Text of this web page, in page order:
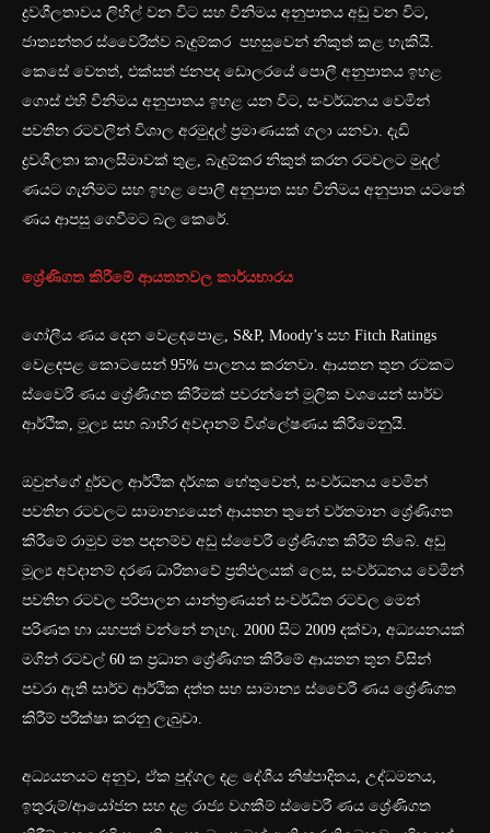
ද්‍රවශීලතාවය ලිහිල් වන විට සහ විනිමය අනුපාතය අඩු වන විට,
ජාත්‍යන්තර ස්වෛරීත්ව බැඳුම්කර පහසුවෙන් නිකුත් කළ හැකියි.
කෙසේ වෙතත්, එක්සත් ජනපද ඩොලරයේ පොලී අනුපාතය ඉහළ
ගොස් එහි විනිමය අනුපාතය ඉහළ යන විට, සංවර්ධනය වෙමින්
පවතින රටවලින් විශාල අරමුදල් ප්‍රමාණයක් ගලා යනවා. දැඩි
ද්‍රවශීලතා කාලසීමාවක් තුළ, බැඳුම්කර නිකුත් කරන රටවලට මුදල්
ණයට ගැනීමට සහ ඉහළ පොලී අනුපාත සහ විනිමය අනුපාත යටතේ
ණය ආපසු ගෙවීමට බල කෙරේ.
ශ්‍රේණිගත කිරීමේ ආයතනවල කාර්යභාරය
ගෝලීය ණය දෙන වෙළඳපොළ, S&P, Moody’s සහ Fitch Ratings
වෙළඳපළ කොටසෙන් 95% පාලනය කරනවා. ආයතන තුන රටකට
ස්වෛරී ණය ශ්‍රේණිගත කිරීමක් පවරන්නේ මූලික වශයෙන් සාර්ව
ආර්ථික, මූල්‍ය සහ බාහිර අවදානම් විශ්ලේෂණය කිරීමෙනුයි.
ඔවුන්ගේ දුර්වල ආර්ථික දර්ශක හේතුවෙන්, සංවර්ධනය වෙමින්
පවතින රටවලට සාමාන්‍යයෙන් ආයතන තුනේ වර්තමාන ශ්‍රේණිගත
කිරීමේ රාමුව මත පදනම්ව අඩු ස්වෛරී ශ්‍රේණිගත කිරීම් තිබේ. අඩු
මූල්‍ය අවදානම් දරණ ධාරිතාවේ ප්‍රතිඵලයක් ලෙස, සංවර්ධනය වෙමින්
පවතින රටවල පරිපාලන යාන්ත්‍රණයන් සංවර්ධිත රටවල මෙන්
පරිණත හා යහපත් වන්නේ නැහැ. 2000 සිට 2009 දක්වා, අධ්‍යයනයක්
මගින් රටවල් 60 ක ප්‍රධාන ශ්‍රේණිගත කිරීමේ ආයතන තුන විසින්
පවරා ඇති සාර්ව ආර්ථික දත්ත සහ සාමාන්‍ය ස්වෛරී ණය ශ්‍රේණිගත
කිරීම් පරීක්ෂා කරනු ලැබුවා.
අධ්‍යයනයට අනුව, ඒක පුද්ගල දළ දේශීය නිෂ්පාදිතය, උද්ධමනය,
ඉතුරුම්/ආයෝජන සහ දළ රාජ්‍ය වගකීම් ස්වෛරී ණය ශ්‍රේණිගත